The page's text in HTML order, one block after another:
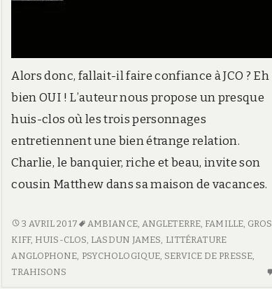
Alors donc, fallait-il faire confiance à JCO ? Eh
bien OUI ! L’auteur nous propose un presque
huis-clos où les trois personnages
entretiennent une bien étrange relation.
Charlie, le banquier, riche et beau, invite son
cousin Matthew dans sa maison de vacances.
LA
CHAMBRE
D’AMI
3 AVRIL 2017 AMBIANCE, ANGLETERRE, FAMILLE, GROS
KIFF, HUIS-CLOS LASDUN JAMES LITTÉRATURE
ANGLOPHONE PSYCHOLOGIQUE SERVICE DE PRESSE,
TRAHISONS